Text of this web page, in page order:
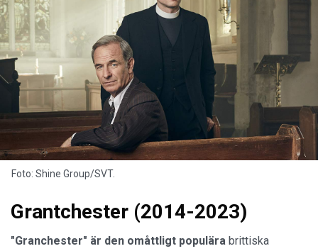
Foto: Shine Group/SVT.
Grantchester (2014-2023)
"Granchester" är den omåttligt populära brittiska